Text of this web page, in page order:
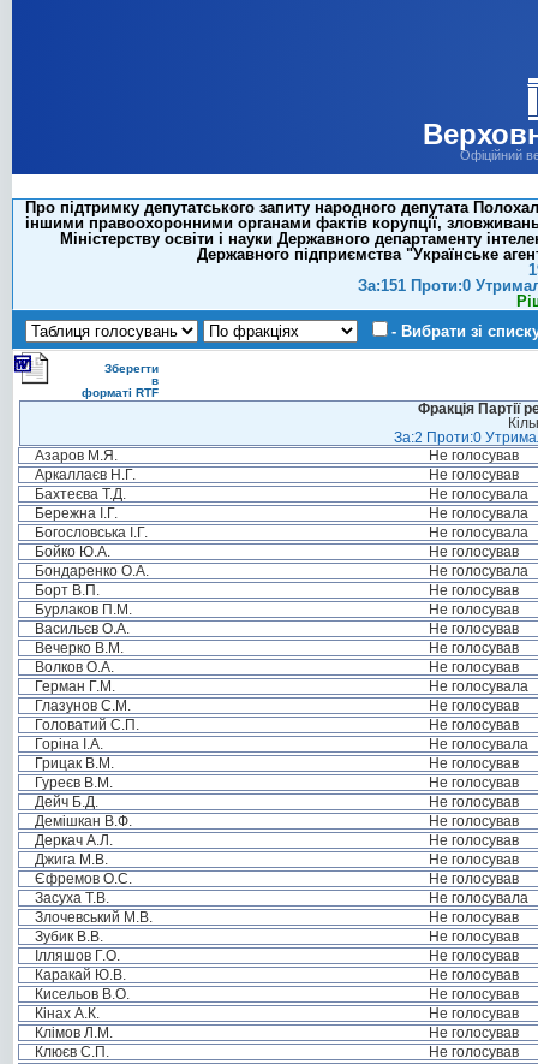
Офіційний
Про підтримку депутатського запиту народного депутата
іншими правоохоронними органами фактів корупції,
Міністерству освіти і науки Державного департаменту
Державного підприємства "Українське
За:151 Проти:0
- Вибрати зі
Зберегти
в
форматі RTF
Фракція Партії
За:2 Проти:0
Азаров М.Я.
Не голосував
Аркаллаєв Н.Г.
Не голосував
Бахтеєва Т.Д.
Не голосувала
Бережна І.Г.
Не голосувала
Богословська І.Г.
Не голосувала
Бойко Ю.А.
Не голосував
Бондаренко О.А.
Не голосувала
Борт В.П.
Не голосував
Бурлаков П.М.
Не голосував
Васильєв О.А.
Не голосував
Вечерко В.М.
Не голосував
Волков О.А.
Не голосував
Герман Г.М.
Не голосувала
Глазунов С.М.
Не голосував
Головатий С.П.
Не голосував
Горіна І.А.
Не голосувала
Грицак В.М.
Не голосував
Гуреєв В.М.
Не голосував
Дейч Б.Д.
Не голосував
Демішкан В.Ф.
Не голосував
Деркач А.Л.
Не голосував
Джига М.В.
Не голосував
Єфремов О.С.
Не голосував
Засуха Т.В.
Не голосувала
Злочевський М.В.
Не голосував
Зубик В.В.
Не голосував
Ілляшов Г.О.
Не голосував
Каракай Ю.В.
Не голосував
Кисельов В.О.
Не голосував
Кінах А.К.
Не голосував
Клімов Л.М.
Не голосував
Клюєв С.П.
Не голосував